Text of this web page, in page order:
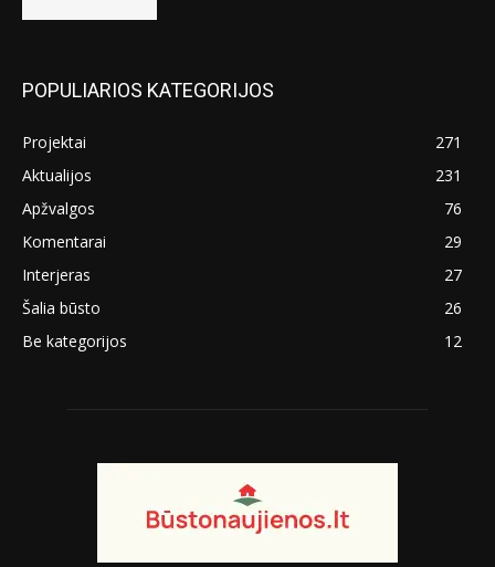
POPULIARIOS KATEGORIJOS
Projektai
271
Aktualijos
231
Apžvalgos
76
Komentarai
29
Interjeras
27
Šalia būsto
26
Be kategorijos
12